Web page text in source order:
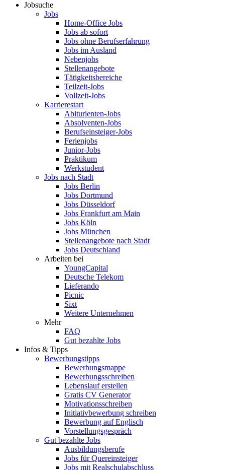
Jobsuche
Jobs
Home-Office Jobs
Jobs ab sofort
Jobs ohne Berufserfahrung
Jobs im Ausland
Nebenjobs
Stellenangebote
Tätigkeitsbereiche
Teilzeit-Jobs
Vollzeit-Jobs
Karrierestart
Abiturienten-Jobs
Absolventen-Jobs
Berufseinsteiger-Jobs
Ferienjobs
Junior-Jobs
Praktikum
Werkstudent
Jobs nach Stadt
Jobs Berlin
Jobs Dortmund
Jobs Düsseldorf
Jobs Frankfurt am Main
Jobs Köln
Jobs München
Stellenangebote nach Stadt
Jobs Deutschland
Arbeiten bei
YoungCapital
Deutsche Telekom
Lieferando
Picnic
Sixt
Weitere Unternehmen
Mehr
FAQ
Gut bezahlte Jobs
Infos & Tipps
Bewerbungstipps
Bewerbungsmappe
Bewerbungsschreiben
Lebenslauf erstellen
Gratis CV Generator
Motivationsschreiben
Initiativbewerbung schreiben
Bewerbung auf Englisch
Vorstellungsgespräch
Gut bezahlte Jobs
Ausbildungsberufe
Jobs für Quereinsteiger
Jobs mit Realschulabschluss